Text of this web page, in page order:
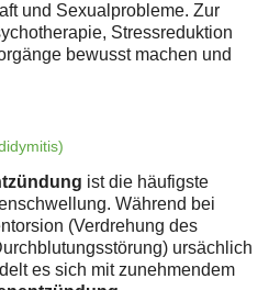
und Sexualprobleme. Zur
Stressreduktion
bewusst machen und
ist die häufigste
Während bei
(Verdrehung des
ursächlich
es sich mit zunehmendem